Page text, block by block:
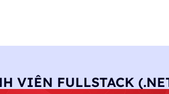
VIÊN FULLSTACK